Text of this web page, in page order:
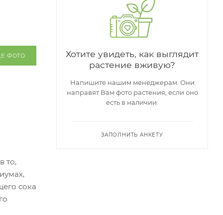
ФОТО
то,
сока
Хотите увидеть, как выглядит
растение вживую?
Напишите нашим менеджерам. Они
направят Вам фото растения, если оно
есть в наличии.
ЗАПОЛНИТЬ АНКЕТУ